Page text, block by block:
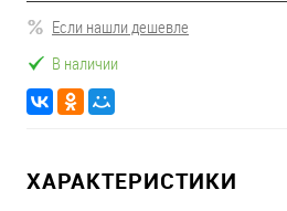
Если нашли дешевле
В наличии
ХАРАКТЕРИСТИКИ